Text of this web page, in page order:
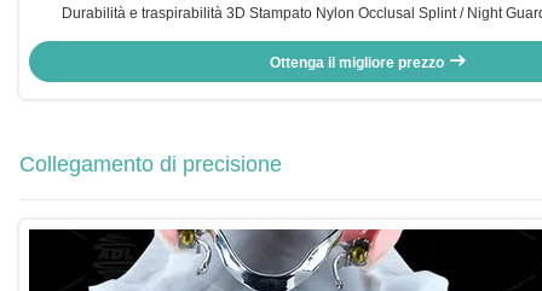
Durabilità e traspirabilità 3D Stampato Nylon Occlusal Splint / Night
Ottenga il migliore prezzo
Collegamento di precisione